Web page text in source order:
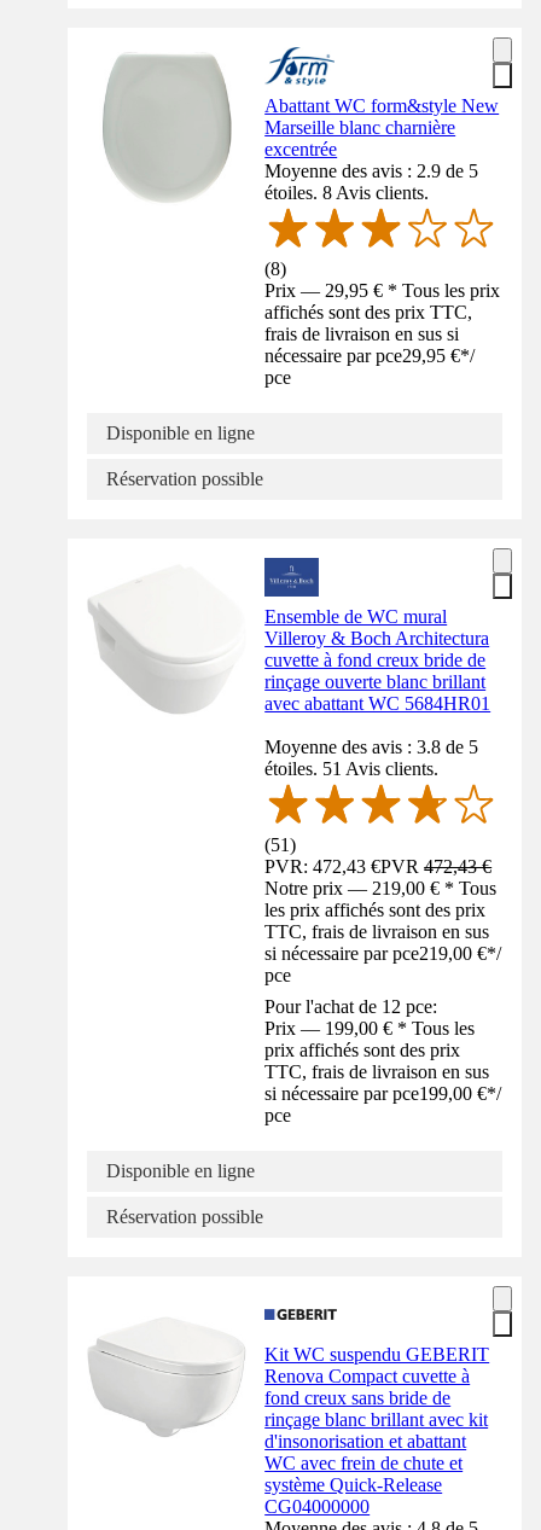
Abattant WC form&style New
Marseille blanc charnière
excentrée
Moyenne des avis : 2.9 de 5
étoiles. 8 Avis clients.
(8)
Prix — 29,95 € * Tous les prix
affichés sont des prix TTC,
frais de livraison en sus si
nécessaire par pce29,95 €*/
pce
Disponible en ligne
Réservation possible
Ensemble de WC mural
Villeroy & Boch Architectura
cuvette à fond creux bride de
rinçage ouverte blanc brillant
avec abattant WC 5684HR01
Moyenne des avis : 3.8 de 5
étoiles. 51 Avis clients.
(51)
PVR: 472,43 €PVR472,43 €
Notre prix — 219,00 € * Tous
les prix affichés sont des prix
TTC, frais de livraison en sus
si nécessaire par pce219,00 €*/
pce
Pour l'achat de 12 pce:
Prix — 199,00 € * Tous les
prix affichés sont des prix
TTC, frais de livraison en sus
si nécessaire par pce199,00 €*/
pce
Disponible en ligne
Réservation possible
Kit WC suspendu GEBERIT
Renova Compact cuvette à
fond creux sans bride de
rinçage blanc brillant avec kit
d'insonorisation et abattant
WC avec frein de chute et
système Quick-Release
CG04000000